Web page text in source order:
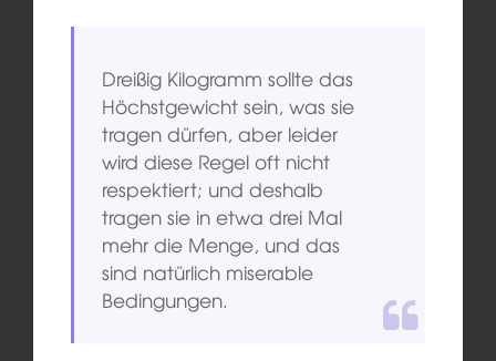
Dreißig Kilogramm sollte das
Höchstgewicht sein, was sie
tragen dürfen, aber leider
wird diese Regel oft nicht
respektiert; und deshalb
tragen sie in etwa drei Mal
mehr die Menge, und das
sind natürlich miserable
Bedingungen.